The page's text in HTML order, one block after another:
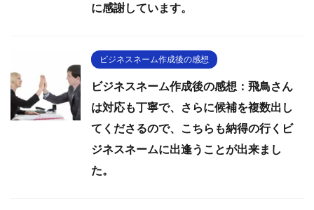
に感謝しています。
ビジネスネーム作成後の感想
ビジネスネーム作成後の感想：飛鳥さん
は対応も丁寧で、さらに候補を複数出し
てくださるので、こちらも納得の行くビ
ジネスネームに出逢うことが出来まし
た。